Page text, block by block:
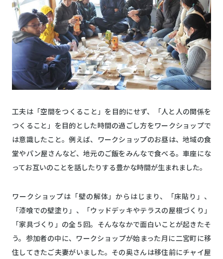
工夫は「空間をつくること」を目的にせず、「人と人の関係を
つくること」を目的とした時間の過ごし方をワークショップで
は意識したこと。例えば、ワークショップのお昼は、地域の食
堂やパン屋さんなど、地元のご飯をみんなで食べる。車座にな
ってお互いのことを話したりする豊かな時間が生まれました。
ワークショップは「壁の解体」からはじまり、「床貼り」、
「漆喰での壁塗り」、「ウッドデッキやテラスの屋根づくり」
「家具づくり」の全５回。そんななかで面白いことが起きたそ
う。参加者の中に、ワークショップが始まった月に二宮町に移
住してきたご夫妻がいました。その奥さんは移住前にチャイ屋